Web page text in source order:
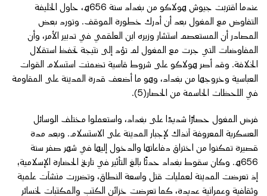
عندما اقتربت جيوش هولاكو من بغداد سنة 656هـ، حاول الخليفة
التفاوض مع المغول بعد أن أدرك خطورة الموقف. وتورد بعض
المصادر أن المستعصم استشار وزيره ابن العلقمي في تدبير الأمر، وأن
المفاوضات التي جرت مع المغول لم تؤد إلى نتيجة تحفظ استقلال
الخلافة. وقد أصر هولاكو على شروط قاسية تضمنت استسلام القوات
العباسية وخروجها من بغداد، وهو ما أضعف قدرة المدينة على المقاومة
في اللحظات الحاسمة من الحصار(5).
فرض المغول حصارًا شديدًا على بغداد، واستعملوا مختلف الوسائل
العسكرية المعروفة آنذاك لإجبار المدينة على الاستسلام. وبعد مدة
قصيرة تمكنوا من اختراق دفاعاتها والدخول إليها في شهر صفر سنة
656هـ. وكان سقوط بغداد حدثًا بالغ التأثير في تاريخ الحضارة الإسلامية؛
إذ تعرضت المدينة لعمليات قتل واسعة النطاق، وتضررت منشآت علمية
وثقافية وعمرانية عديدة، كما تعرضت خزائن الكتب والمكتبات لخسائر